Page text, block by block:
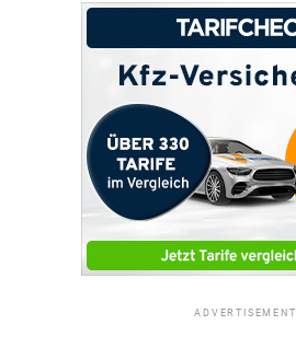
ADVERTISEMENT